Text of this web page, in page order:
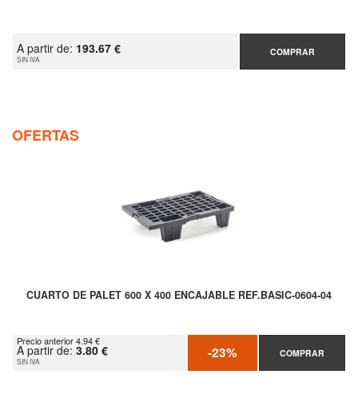
A partir de: 193.67 €
SIN IVA
COMPRAR
OFERTAS
CUARTO DE PALET 600 X 400 ENCAJABLE REF.BASIC-0604-04
Precio anterior 4.94 €
A partir de: 3.80 €
SIN IVA -23% COMPRAR